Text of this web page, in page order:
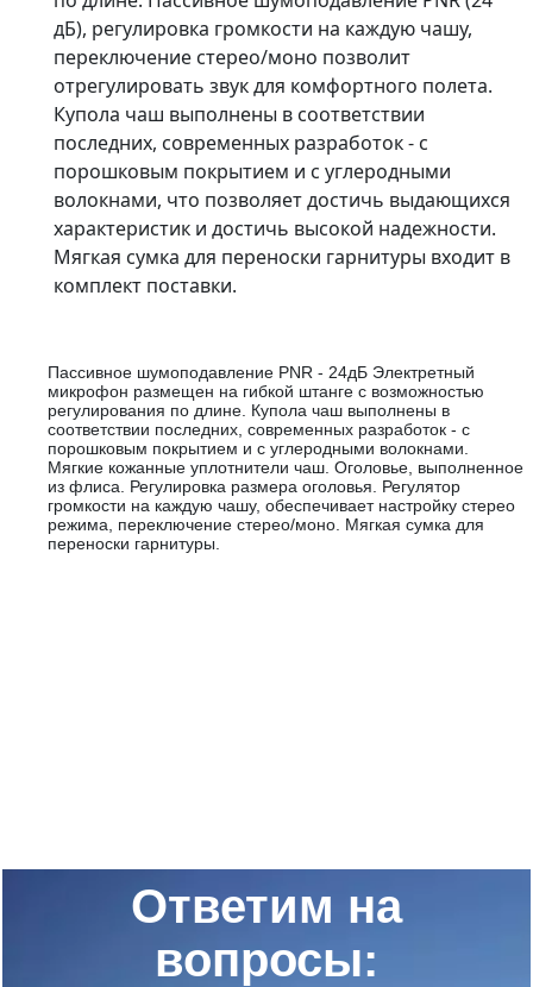
дБ), регулировка громкости на каждую чашу,
переключение стерео/моно позволит
отрегулировать звук для комфортного полета.
Купола чаш выполнены в соответствии
последних, современных разработок - с
порошковым покрытием и с углеродными
волокнами, что позволяет достичь выдающихся
характеристик и достичь высокой надежности.
Мягкая сумка для переноски гарнитуры входит в
комплект поставки.
Пассивное шумоподавление PNR - 24дБ Электретный
микрофон размещен на гибкой штанге с возможностью
регулирования по длине. Купола чаш выполнены в
соответствии последних, современных разработок - с
порошковым покрытием и с углеродными волокнами.
Мягкие кожанные уплотнители чаш. Оголовье, выполненное
из флиса. Регулировка размера оголовья. Регулятор
громкости на каждую чашу, обеспечивает настройку стерео
режима, переключение стерео/моно. Мягкая сумка для
переноски гарнитуры.
Ответим на
вопросы: